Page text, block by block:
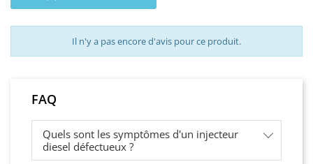
Il n'y a pas encore d'avis pour ce produit.
FAQ
Quels sont les symptômes d'un injecteur
diesel défectueux ?